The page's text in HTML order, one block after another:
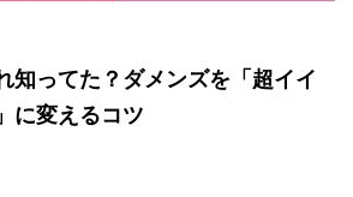
知ってた？ダメンズを「超イイ
に変えるコツ